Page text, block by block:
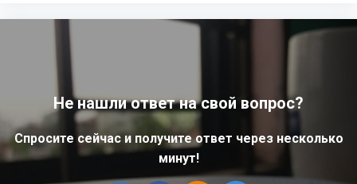
Не нашли ответ на свой вопрос?
Спросите сейчас и получите ответ через несколько
минут!